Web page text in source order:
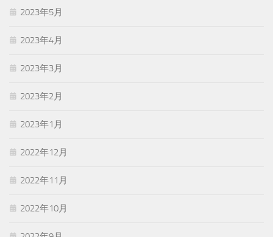
2023年5月
2023年4月
2023年3月
2023年2月
2023年1月
2022年12月
2022年11月
2022年10月